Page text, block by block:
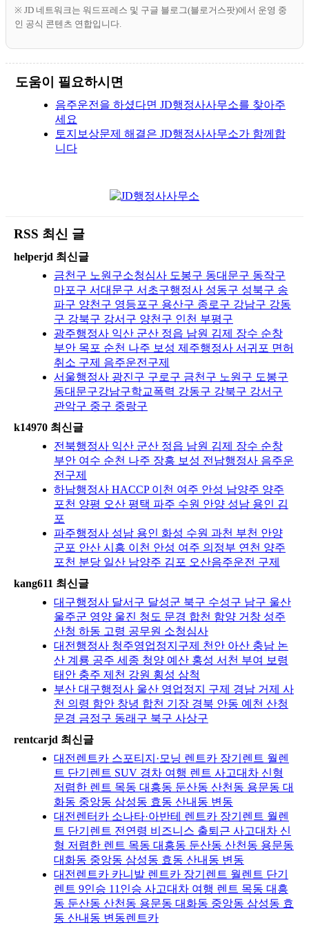
※ JD 네트워크는 워드프레스 및 구글 블로그(블로거스팟)에서 운영 중
인 공식 콘텐츠 연합입니다.
도움이 필요하시면
음주운전을 하셨다면 JD행정사사무소를 찾아주
세요
토지보상문제 해결은 JD행정사사무소가 함께합
니다
RSS 최신 글
helperjd 최신글
금천구 노원구소청심사 도봉구 동대문구 동작구
마포구 서대문구 서초구행정사 성동구 성북구 송
파구 양천구 영등포구 용산구 종로구 강남구 강동
구 강북구 강서구 양천구 인천 부평구
광주행정사 익산 군산 정읍 남원 김제 장수 순창
부안 목포 순천 나주 보성 제주행정사 서귀포 면허
취소 구제 음주운전구제
서울행정사 광진구 구로구 금천구 노원구 도봉구
동대문구강남구학교폭력 강동구 강북구 강서구
관악구 중구 중랑구
k14970 최신글
전북행정사 익산 군산 정읍 남원 김제 장수 순창
부안 여수 순천 나주 장흥 보성 전남행정사 음주운
전구제
하남행정사 HACCP 이천 여주 안성 남양주 양주
포천 양평 오산 평택 파주 수원 안양 성남 용인 김
포
파주행정사 성남 용인 화성 수원 과천 부천 안양
군포 안산 시흥 이천 안성 여주 의정부 연천 양주
포천 분당 일산 남양주 김포 오산음주운전 구제
kang611 최신글
대구행정사 달서구 달성군 북구 수성구 남구 울산
울주군 영양 울진 청도 문경 합천 함양 거창 성주
산청 하동 고령 공무원 소청심사
대전행정사 청주영업정지구제 천안 아산 충남 논
산 계룡 공주 세종 청양 예산 홍성 서천 부여 보령
태안 충주 제천 강원 횡성 삼척
부산 대구행정사 울산 영업정지 구제 경남 거제 사
천 의령 함안 창녕 합천 기장 경북 안동 예천 산청
문경 금정구 동래구 북구 사상구
rentcarjd 최신글
대전렌트카 스포티지·모닝 렌트카 장기렌트 월렌
트 단기렌트 SUV 경차 여행 렌트 사고대차 신형
저렴한 렌트 목동 대흥동 둔산동 산천동 용문동 대
화동 중앙동 삼성동 효동 산내동 변동
대전렌터카 소나타·아반테 렌트카 장기렌트 월렌
트 단기렌트 전연령 비즈니스 출퇴근 사고대차 신
형 저렴한 렌트 목동 대흥동 둔산동 산천동 용문동
대화동 중앙동 삼성동 효동 산내동 변동
대전렌트카 카니발 렌트카 장기렌트 월렌트 단기
렌트 9인승 11인승 사고대차 여행 렌트 목동 대흥
동 둔산동 산천동 용문동 대화동 중앙동 삼성동 효
동 산내동 변동렌트카